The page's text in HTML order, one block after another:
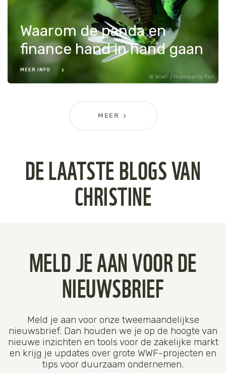
WWF / Humberto Tan
Waarom de panda en
finance hand in hand gaan
MEER INFO
MEER
DE LAATSTE BLOGS VAN
CHRISTINE
MELD JE AAN VOOR DE
NIEUWSBRIEF
Meld je aan voor onze tweemaandelijkse
nieuwsbrief. Dan houden we je op de hoogte van
nieuwe inzichten en tools voor de zakelijke markt
en krijg je updates over grote WWF-projecten en
tips voor duurzaam ondernemen.